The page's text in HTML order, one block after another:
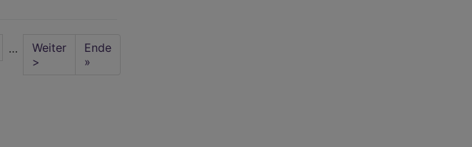
Ehrenbürger
…
Nächste
Seite
Weiter
>
Last
page
Ende
»